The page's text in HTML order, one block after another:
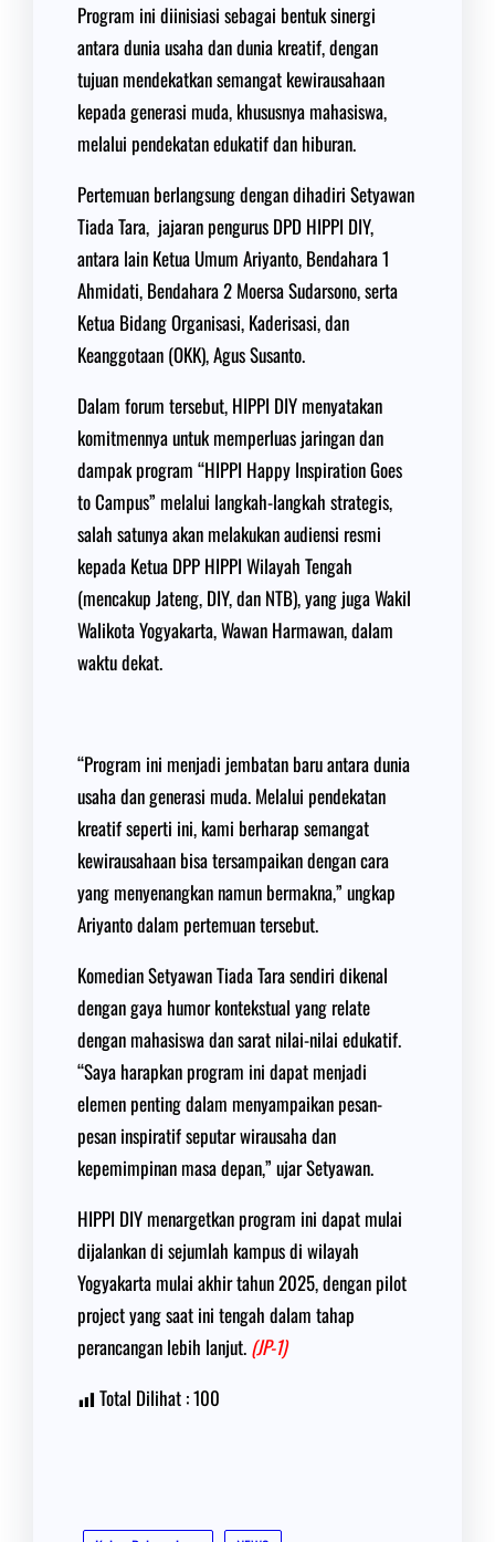
Program ini diinisiasi sebagai bentuk sinergi
antara dunia usaha dan dunia kreatif, dengan
tujuan mendekatkan semangat kewirausahaan
kepada generasi muda, khususnya mahasiswa,
melalui pendekatan edukatif dan hiburan.
Pertemuan berlangsung dengan dihadiri Setyawan
Tiada Tara, jajaran pengurus DPD HIPPI DIY,
antara lain Ketua Umum Ariyanto, Bendahara 1
Ahmidati, Bendahara 2 Moersa Sudarsono, serta
Ketua Bidang Organisasi, Kaderisasi, dan
Keanggotaan (OKK), Agus Susanto.
Dalam forum tersebut, HIPPI DIY menyatakan
komitmennya untuk memperluas jaringan dan
dampak program “HIPPI Happy Inspiration Goes
to Campus” melalui langkah-langkah strategis,
salah satunya akan melakukan audiensi resmi
kepada Ketua DPP HIPPI Wilayah Tengah
(mencakup Jateng, DIY, dan NTB), yang juga Wakil
Walikota Yogyakarta, Wawan Harmawan, dalam
waktu dekat.
“Program ini menjadi jembatan baru antara dunia
usaha dan generasi muda. Melalui pendekatan
kreatif seperti ini, kami berharap semangat
kewirausahaan bisa tersampaikan dengan cara
yang menyenangkan namun bermakna,” ungkap
Ariyanto dalam pertemuan tersebut.
Komedian Setyawan Tiada Tara sendiri dikenal
dengan gaya humor kontekstual yang relate
dengan mahasiswa dan sarat nilai-nilai edukatif.
“Saya harapkan program ini dapat menjadi
elemen penting dalam menyampaikan pesan-
pesan inspiratif seputar wirausaha dan
kepemimpinan masa depan,” ujar Setyawan.
HIPPI DIY menargetkan program ini dapat mulai
dijalankan di sejumlah kampus di wilayah
Yogyakarta mulai akhir tahun 2025, dengan pilot
project yang saat ini tengah dalam tahap
perancangan lebih lanjut. (JP-1)
Total Dilihat :100